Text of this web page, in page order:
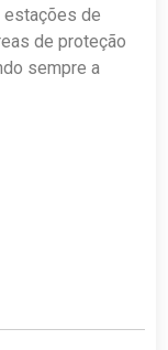
de
de proteção
sempre a